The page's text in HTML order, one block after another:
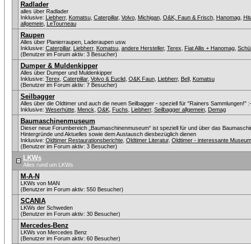
Radlader
alles über Radlader
Inklusive: Liebherr, Komatsu, Caterpillar, Volvo, Michigan, O&K, Faun & Frisch, Hanomag,
allgemein, LeTourneau
Raupen
Alles über Planierraupen, Laderaupen usw.
Inklusive: Caterpillar, Liebherr, Komatsu, andere Hersteller, Terex Fiat Allis + Hanomag,
(Benutzer im Forum aktiv: 3 Besucher)
Dumper & Muldenkipper
Alles über Dumper und Muldenkipper
Inklusive: Terex Caterpillar, Volvo & Euclid, O&K Faun, Liebherr, Bell, Komatsu
(Benutzer im Forum aktiv: 7 Besucher)
Seilbagger
Alles über die Oldtimer und auch die neuen Seilbagger - speziell für "Rainers Sammlungen!"
Inklusive: Weserhütte, Menck O&K, Fuchs Liebherr, Seilbagger allgemein, Demag
Baumaschinenmuseum
Dieser neue Forumbereich „Baumaschinenmuseum“ ist speziell für und über das
Hintergründe und Aktuelles sowie dem Austausch diesbezüglich dienen
Inklusive: Oldtimer Restaurationsberichte, Oldtimer Literatur, Oldtimer - interessante
(Benutzer im Forum aktiv: 3 Besucher)
LKWs
Alles rund um LKWs
M-A-N
LKWs von MAN
(Benutzer im Forum aktiv: 550 Besucher)
SCANIA
LKWs der Schweden
(Benutzer im Forum aktiv: 30 Besucher)
Mercedes-Benz
LKWs von Mercedes Benz
(Benutzer im Forum aktiv: 60 Besucher)